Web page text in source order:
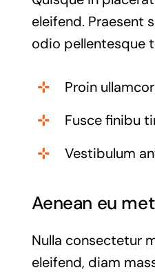
eleifend. Praesent
odio pellentesque
Proin
Fusce finibu
Vestibulum
Aenean eu
Nulla consectetur
eleifend, diam